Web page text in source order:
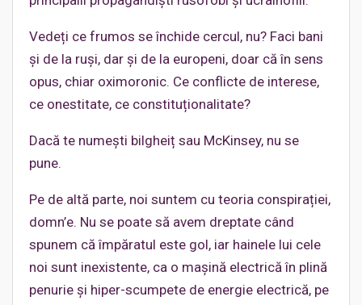
Vedeți ce frumos se închide cercul, nu? Faci bani
și de la ruși, dar și de la europeni, doar că în sens
opus, chiar oximoronic. Ce conflicte de interese,
ce onestitate, ce constituționalitate?
Dacă te numești bilgheiț sau McKinsey, nu se
pune.
Pe de altă parte, noi suntem cu teoria conspirației,
domn’e. Nu se poate să avem dreptate când
spunem că împăratul este gol, iar hainele lui cele
noi sunt inexistente, ca o mașină electrică în plină
penurie și hiper-scumpete de energie electrică, pe